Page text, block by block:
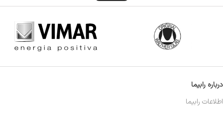
درباره رابیما
اطلاعات رابیما